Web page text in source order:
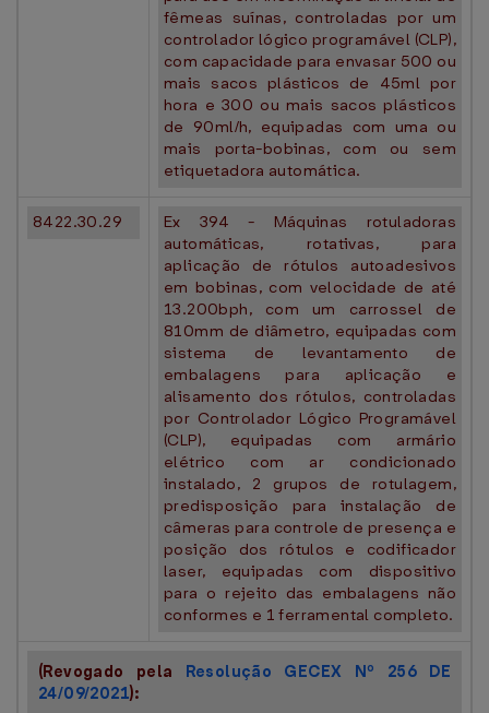
fêmeas suínas, controladas por um
controlador lógico programável (CLP),
com capacidade para envasar 500 ou
mais sacos plásticos de 45ml por
hora e 300 ou mais sacos plásticos
de 90ml/h, equipadas com uma ou
mais porta-bobinas, com ou sem
etiquetadora automática.
8422.30.29
Ex 394 - Máquinas rotuladoras
automáticas, rotativas, para
aplicação de rótulos autoadesivos
em bobinas, com velocidade de até
13.200bph, com um carrossel de
810mm de diâmetro, equipadas com
sistema de levantamento de
embalagens para aplicação e
alisamento dos rótulos, controladas
por Controlador Lógico Programável
(CLP), equipadas com armário
elétrico com ar condicionado
instalado, 2 grupos de rotulagem,
predisposição para instalação de
câmeras para controle de presença e
posição dos rótulos e codificador
laser, equipadas com dispositivo
para o rejeito das embalagens não
conformes e 1 ferramental completo.
(Revogado pela Resolução GECEX Nº 256 DE
24/09/2021):